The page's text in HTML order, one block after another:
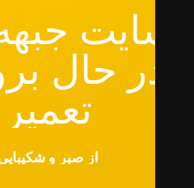
سایت
در حال
از صبر و